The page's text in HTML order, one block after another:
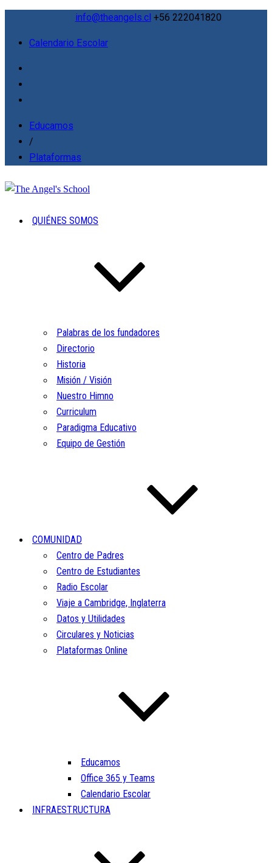
info@theangels.cl +56 222041820
Calendario Escolar
Educamos
/
Plataformas
QUIÉNES SOMOS
Palabras de los fundadores
Directorio
Historia
Misión / Visión
Nuestro Himno
Curriculum
Paradigma Educativo
Equipo de Gestión
COMUNIDAD
Centro de Padres
Centro de Estudiantes
Radio Escolar
Viaje a Cambridge, Inglaterra
Datos y Utilidades
Circulares y Noticias
Plataformas Online
Educamos
Office 365 y Teams
Calendario Escolar
INFRAESTRUCTURA